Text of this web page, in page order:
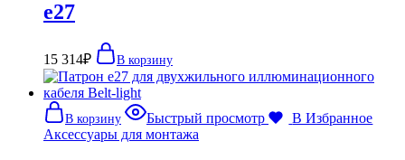
e27
15 314₽ В корзину
В корзину Быстрый просмотр
В Избранное
Аксессуары для монтажа